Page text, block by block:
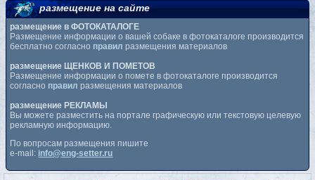
размещение на сайте
размещение в ФОТОКАТАЛОГЕ
Размещение информации о вашей собаке в фотокаталоге производится
бесплатно согласно правил размещения материалов
размещение ЩЕНКОВ И ПОМЕТОВ
Размещение информации о помете в фотокаталоге производится
согласно правил размещения материалов
размещение РЕКЛАМЫ
Вы можете разместить на портале графическую или текстовую целевую
рекламную информацию.
По вопросам размещения пишите
e-mail: info@eng-setter.ru